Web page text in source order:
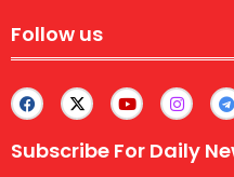
Follow us
Subscribe For Daily